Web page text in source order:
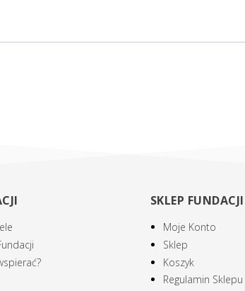
SKLEP FUNDACJI
Moje Konto
Sklep
Koszyk
Regulamin Sklepu